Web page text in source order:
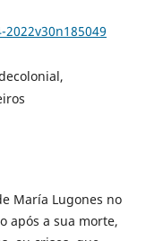
María Lugones no
após a sua morte,